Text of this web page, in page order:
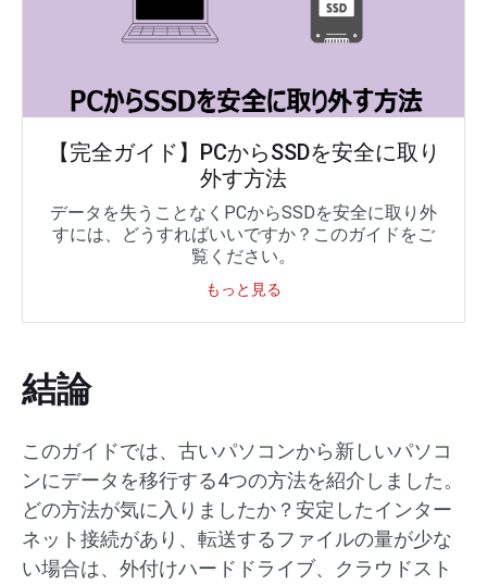
【完全ガイド】PCからSSDを安全に取り
外す方法
データを失うことなくPCからSSDを安全に取り外
すには、どうすればいいですか？このガイドをご
覧ください。
もっと見る
結論
このガイドでは、古いパソコンから新しいパソコ
ンにデータを移行する4つの方法を紹介しました。
どの方法が気に入りましたか？安定したインター
ネット接続があり、転送するファイルの量が少な
い場合は、外付けハードドライブ、クラウドスト